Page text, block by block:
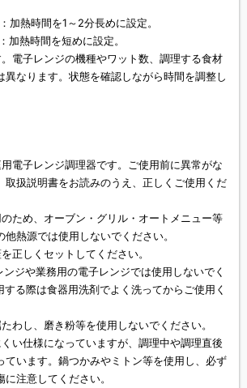
加熱時間を1～2分長めに設定。
加熱時間を短めに設定。
電子レンジの機種やワット数、調理する食材
異なります。状態を確認しながら時間を調整し
電子レンジ調理器です。ご使用前に異常がな
取扱説明書をお読みのうえ、正しくご使用くだ
ため、オーブン・グリル・オートメニュー等
熱源では使用しないでください。
正しくセットしてください。
ジや業務用の電子レンジでは使用しないでく
る際は食器用洗剤でよく洗ってからご使用く
わし、磨き粉等を使用しないでください。
い仕様になっていますが、調理中や調理直後
ています。鍋つかみやミトン等を使用し、必ず
注意してください。